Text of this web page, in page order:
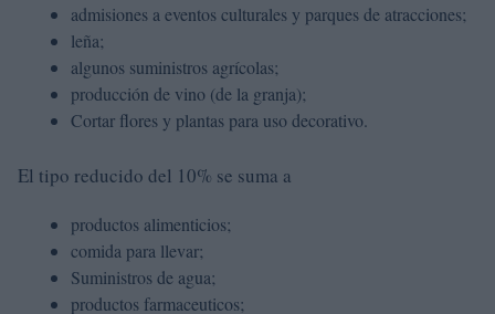
admisiones a eventos culturales y parques de atracciones;
leña;
algunos suministros agrícolas;
producción de vino (de la granja);
Cortar flores y plantas para uso decorativo.
El tipo reducido del 10% se suma a
productos alimenticios;
comida para llevar;
Suministros de agua;
productos farmaceuticos;